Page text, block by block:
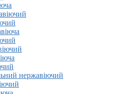
нержавіючий